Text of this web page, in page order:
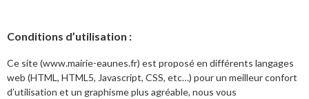
Conditions d’utilisation :
Ce site (www.mairie-eaunes.fr) est proposé en différents langages
web (HTML, HTML5, Javascript, CSS, etc…) pour un meilleur confort
d’utilisation et un graphisme plus agréable, nous vous